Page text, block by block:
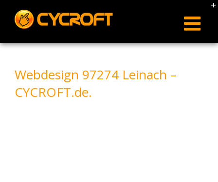
content
Webdesign 97274 Leinach –
CYCROFT.de.